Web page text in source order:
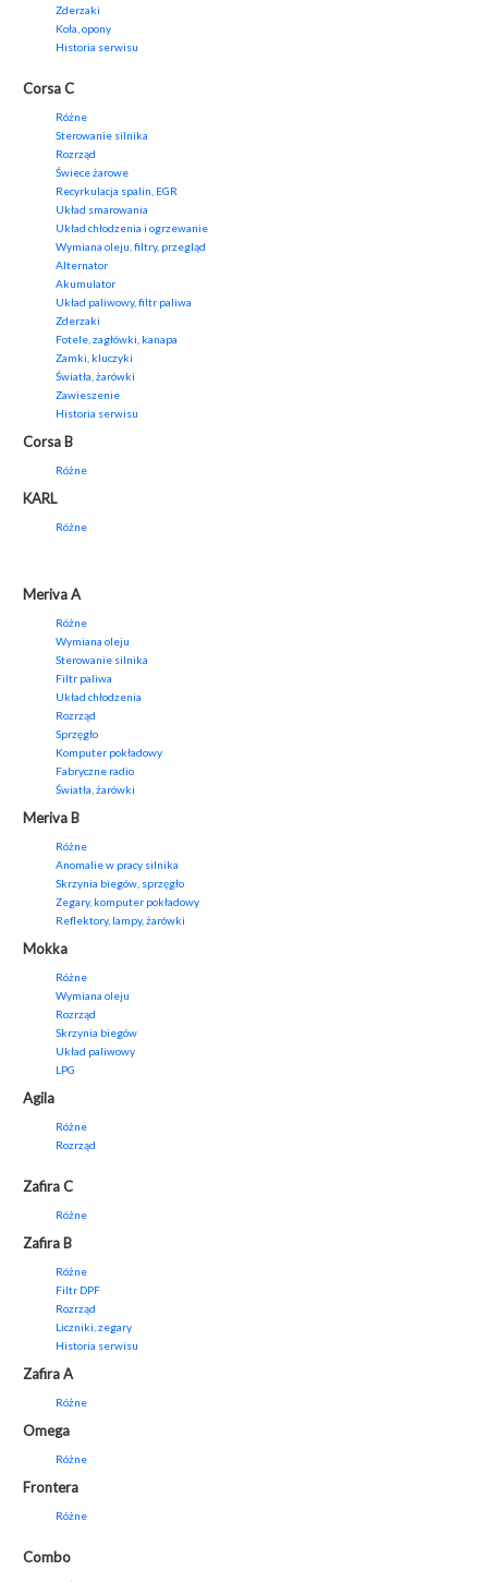
Zderzaki
Koła, opony
Historia serwisu
Corsa C
Różne
Sterowanie silnika
Rozrząd
Świece żarowe
Recyrkulacja spalin, EGR
Układ smarowania
Układ chłodzenia i ogrzewanie
Wymiana oleju, filtry, przegląd
Alternator
Akumulator
Układ paliwowy, filtr paliwa
Zderzaki
Fotele, zagłówki, kanapa
Zamki, kluczyki
Światła, żarówki
Zawieszenie
Historia serwisu
Corsa B
Różne
KARL
Różne
Meriva A
Różne
Wymiana oleju
Sterowanie silnika
Filtr paliwa
Układ chłodzenia
Rozrząd
Sprzęgło
Komputer pokładowy
Fabryczne radio
Światła, żarówki
Meriva B
Różne
Anomalie w pracy silnika
Skrzynia biegów, sprzęgło
Zegary, komputer pokładowy
Reflektory, lampy, żarówki
Mokka
Różne
Wymiana oleju
Rozrząd
Skrzynia biegów
Układ paliwowy
LPG
Agila
Różne
Rozrząd
Zafira C
Różne
Zafira B
Różne
Filtr DPF
Rozrząd
Liczniki, zegary
Historia serwisu
Zafira A
Różne
Omega
Różne
Frontera
Różne
Combo